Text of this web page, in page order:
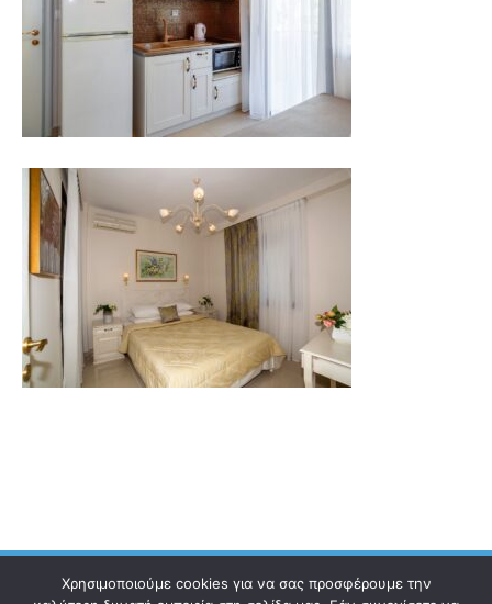
Χρησιμοποιούμε cookies για να σας προσφέρουμε την